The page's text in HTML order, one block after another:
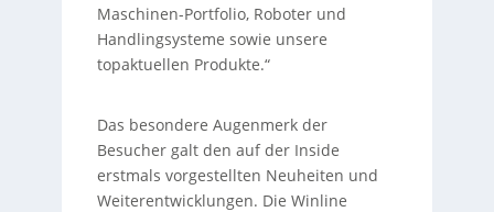
Maschinen-Portfolio, Roboter und
Handlingsysteme sowie unsere
topaktuellen Produkte.“
Das besondere Augenmerk der
Besucher galt den auf der Inside
erstmals vorgestellten Neuheiten und
Weiterentwicklungen. Die Winline